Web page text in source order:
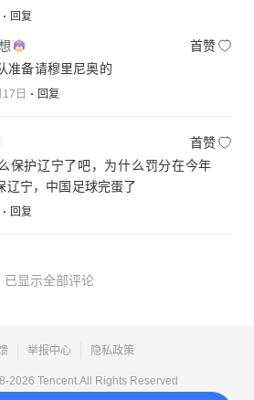
回复
首赞
准备请穆里尼奥的
日 回复
首赞
保护辽宁了吧，为什么罚分在今年
辽宁，中国足球完蛋了
回复
已显示全部评论
举报中心 隐私政策
2026 Tencent.All Rights Reserved